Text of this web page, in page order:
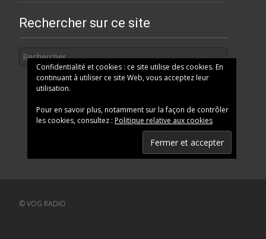
Rechercher sur ce site
Confidentialité et cookies : ce site utilise des cookies. En
continuant à utiliser ce site Web, vous acceptez leur
utilisation.
Pour en savoir plus, notamment sur la façon de contrôler
les cookies, consultez : Politique relative aux cookies
© VOG RADIO